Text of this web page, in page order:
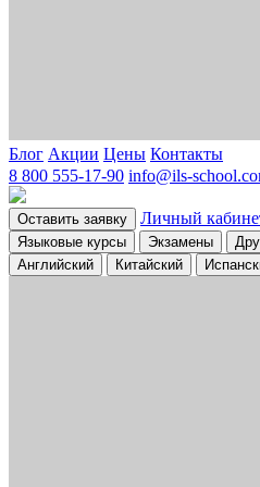
Блог Акции Цены Контакты
8 800 555-17-90 info@ils-
Оставить заявку Личный
Языковые курсы Экзамены
Английский
Китайский